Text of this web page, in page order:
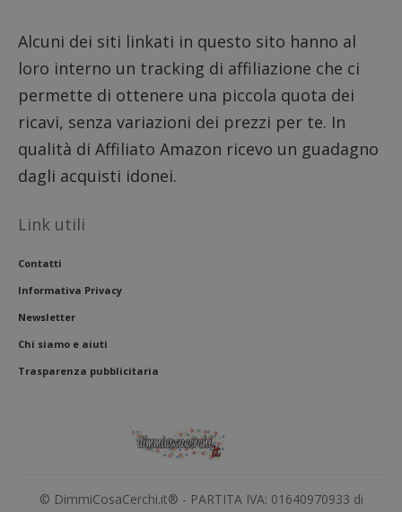
Alcuni dei siti linkati in questo sito hanno al
loro interno un tracking di affiliazione che ci
permette di ottenere una piccola quota dei
ricavi, senza variazioni dei prezzi per te. In
qualità di Affiliato Amazon ricevo un guadagno
dagli acquisti idonei.
Link utili
Contatti
Informativa Privacy
Newsletter
Chi siamo e aiuti
Trasparenza pubblicitaria
© DimmiCosaCerchi.it® - PARTITA IVA: 01640970933 di